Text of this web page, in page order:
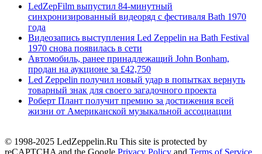
LedZepFilm выпустил 84-минутный
синхронизированный видеоряд с фестиваля Bath 1970
года
Видеозапись выступления Led Zeppelin на Bath Festival
1970 снова появилась в сети
Автомобиль, ранее принадлежащий John Bonham,
продан на аукционе за £42,750
Led Zeppelin получил новый удар в попытках вернуть
товарный знак для своего загадочного проекта
Роберт Плант получит премию за достижения всей
жизни от Американской музыкальной ассоциации
© 1998-2025 LedZeppelin.Ru This site is protected by
reCAPTCHA and the Google Privacy Policy and Terms of Service